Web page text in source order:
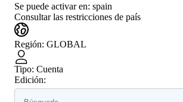
Se puede activar en: spain
Consultar las restricciones de país
Región: GLOBAL
Tipo: Cuenta
Edición: